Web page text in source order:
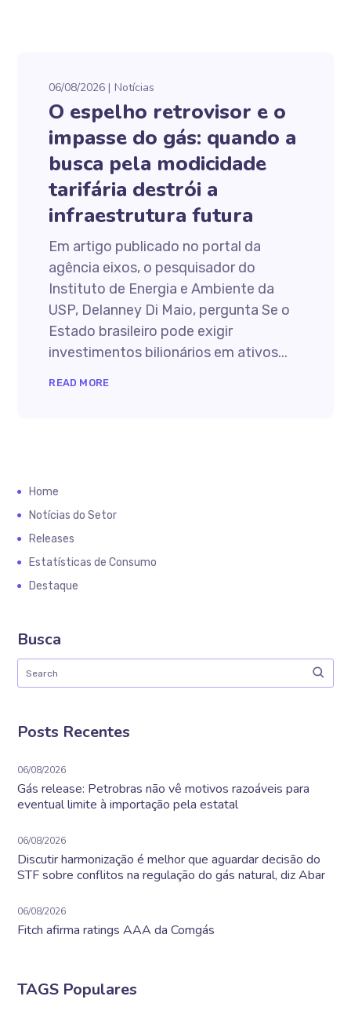
06/08/2026 Notícias
O espelho retrovisor e o
impasse do gás: quando a
busca pela modicidade
tarifária destrói a
infraestrutura futura
Em artigo publicado no portal da
agência eixos, o pesquisador do
Instituto de Energia e Ambiente da
USP, Delanney Di Maio, pergunta Se o
Estado brasileiro pode exigir
investimentos bilionários em ativos...
READ MORE
Home
Notícias do Setor
Releases
Estatísticas de Consumo
Destaque
Busca
Posts Recentes
06/08/2026
Gás release: Petrobras não vê motivos razoáveis para
eventual limite à importação pela estatal
06/08/2026
Discutir harmonização é melhor que aguardar decisão do
STF sobre conflitos na regulação do gás natural, diz Abar
06/08/2026
Fitch afirma ratings AAA da Comgás
TAGS Populares